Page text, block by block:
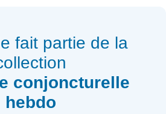
fait partie de la
conjoncturelle
hebdo